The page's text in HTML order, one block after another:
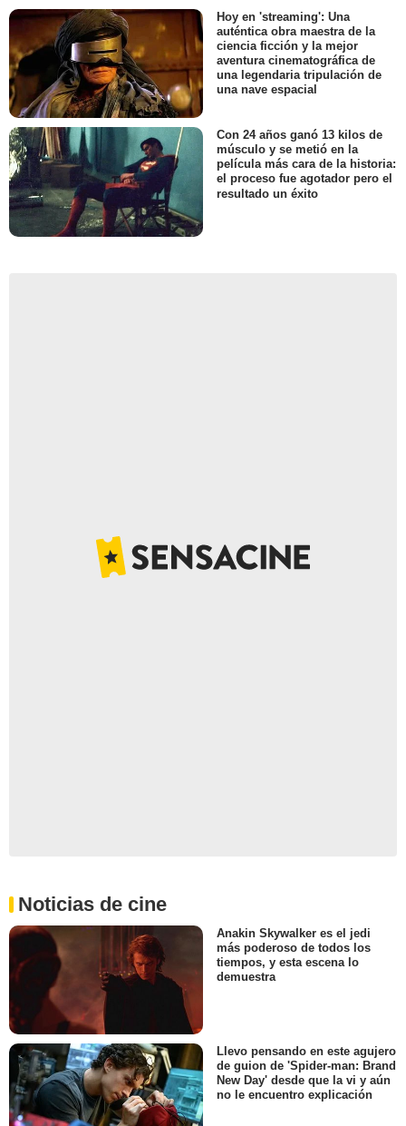
Hoy en 'streaming': Una
auténtica obra maestra de la
ciencia ficción y la mejor
aventura cinematográfica de
una legendaria tripulación de
una nave espacial
Con 24 años ganó 13 kilos de
músculo y se metió en la
película más cara de la historia:
el proceso fue agotador pero el
resultado un éxito
Noticias de cine
Anakin Skywalker es el jedi
más poderoso de todos los
tiempos, y esta escena lo
demuestra
Llevo pensando en este agujero
de guion de 'Spider-man: Brand
New Day' desde que la vi y aún
no le encuentro explicación